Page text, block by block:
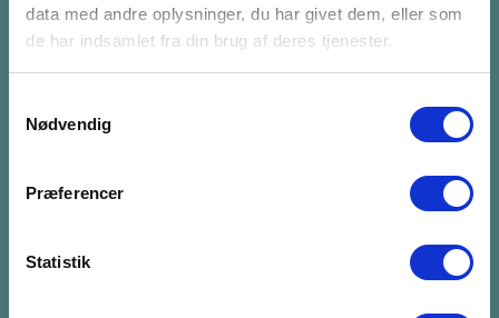
data med andre oplysninger, du har givet dem, eller som
de har indsamlet fra din brug af deres tjenester.
Nødvendig
Præferencer
Statistik
Abonnér på vores nyhedsbrev. Vi sender 6-8 gange